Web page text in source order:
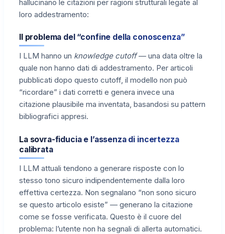
hallucinano le citazioni per ragioni strutturali legate al
loro addestramento:
Il problema del “confine della conoscenza”
I LLM hanno un knowledge cutoff— una data oltre la
quale non hanno dati di addestramento. Per articoli
pubblicati dopo questo cutoff, il modello non può
“ricordare” i dati corretti e genera invece una
citazione plausibile ma inventata, basandosi su pattern
bibliografici appresi.
La sovra-fiducia e l’assenza di incertezza
calibrata
I LLM attuali tendono a generare risposte con lo
stesso tono sicuro indipendentemente dalla loro
effettiva certezza. Non segnalano “non sono sicuro
se questo articolo esiste” — generano la citazione
come se fosse verificata. Questo è il cuore del
problema: l’utente non ha segnali di allerta automatici.